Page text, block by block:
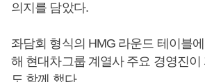
의지를 담았다.
좌담회 형식의 HMG 라운드 테이블
해 현대차그룹 계열사 주요 경영진이
도 함께 했다.